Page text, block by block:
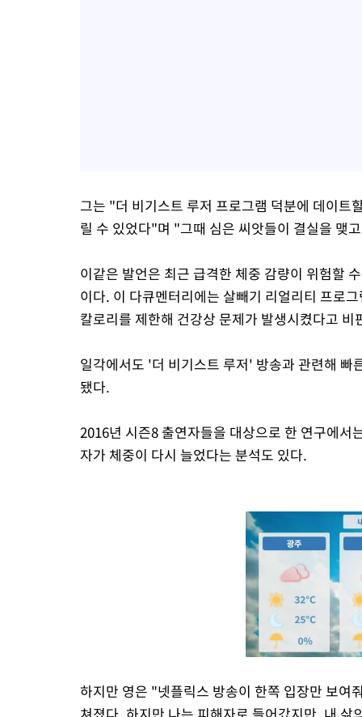
그는 "더 비기스트 루저 프로그램 덕분에 데이트
릴 수 있었다"며 "그때 심은 씨앗들이 결실을 맺
이같은 발언은 최근 급격한 체중 감량이 위험할
이다. 이 다큐멘터리에는 살빼기 리얼리티 프로
칼로리를 제한해 건강상 문제가 발생시켰다고
일각에서도 '더 비기스트 루저' 방송과 관련해 빠
됐다.
2016년 시즌8 출연자들을 대상으로 한 연구에서
자가 체중이 다시 늘었다는 분석도 있다.
하지만 영은 "넷플릭스 방송이 한쪽 입장만 보여